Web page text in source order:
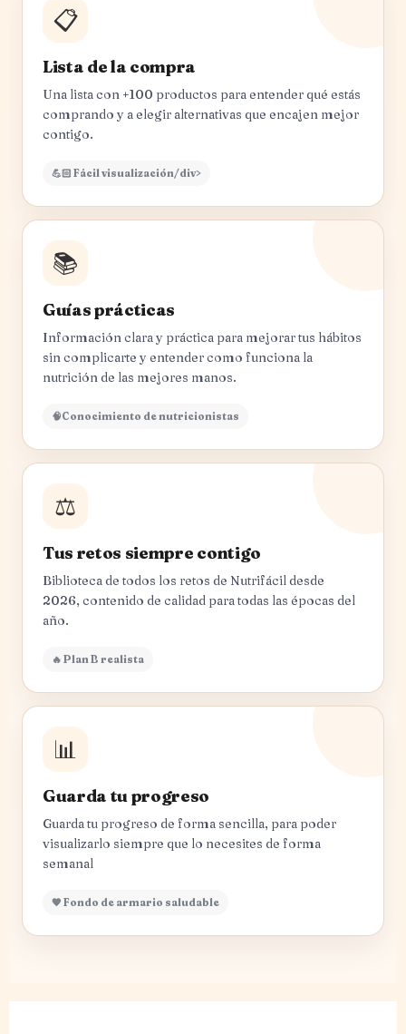
📋
Lista de la compra
Una lista con +100 productos para entender qué estás
comprando y a elegir alternativas que encajen mejor
contigo.
💪🏻 Fácil visualización/div>
📚
Guías prácticas
Información clara y práctica para mejorar tus hábitos
sin complicarte y entender como funciona la
nutrición de las mejores manos.
🧠Conocimiento de nutricionistas
⚖️
Tus retos siempre contigo
Biblioteca de todos los retos de Nutrifácil desde
2026, contenido de calidad para todas las épocas del
año.
🔥 Plan B realista
📊
Guarda tu progreso
Guarda tu progreso de forma sencilla, para poder
visualizarlo siempre que lo necesites de forma
semanal
🧡 Fondo de armario saludable